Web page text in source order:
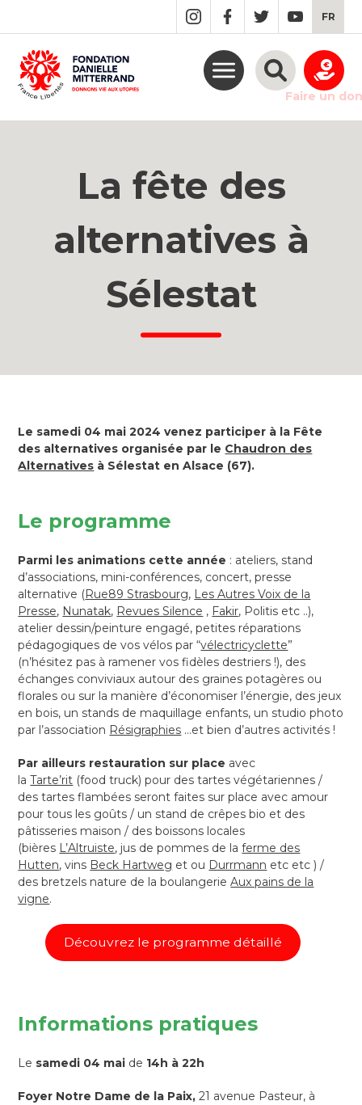
MAIN
CONTENT
FR
Faire un don
La fête des
alternatives à
Sélestat
Le samedi 04 mai 2024 venez participer à la Fête
des alternatives organisée par le Chaudron des
Alternatives à Sélestat en Alsace (67).
Le programme
Parmi les animations cette année : ateliers, stand
d’associations, mini-conférences, concert, presse
alternative (Rue89 Strasbourg, Les Autres Voix de la
Presse, Nunatak, Revues Silence , Fakir, Politis etc ..),
atelier dessin/peinture engagé, petites réparations
pédagogiques de vos vélos par “vélectricyclette”
(n’hésitez pas à ramener vos fidèles destriers !), des
échanges conviviaux autour des graines potagères ou
florales ou sur la manière d’économiser l’énergie, des jeux
en bois, un stands de maquillage enfants, un studio photo
par l’association Résigraphies …et bien d’autres activités !
Par ailleurs restauration sur place avec
laTarte’rit (food truck) pour des tartes végétariennes /
des tartes flambées seront faites sur place avec amour
pour tous les goûts / un stand de crêpes bio et des
pâtisseries maison / des boissons locales
(bières L’Altruiste, jus de pommes de laferme des
Hutten, vins Beck Hartweg et ou Durrmann etc etc ) /
des bretzels nature de la boulangerieAux pains de la
vigne.
Découvrez le programme détaillé
Informations pratiques
Le samedi 04 mai de 14h à 22h
Foyer Notre Dame de la Paix, 21 avenue Pasteur, à